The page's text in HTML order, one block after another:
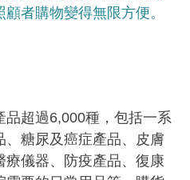
者購物變得無限方便。
品超過6,000種，包括一系
糖尿及癌症產品、皮膚
療儀器、防疫產品、復康